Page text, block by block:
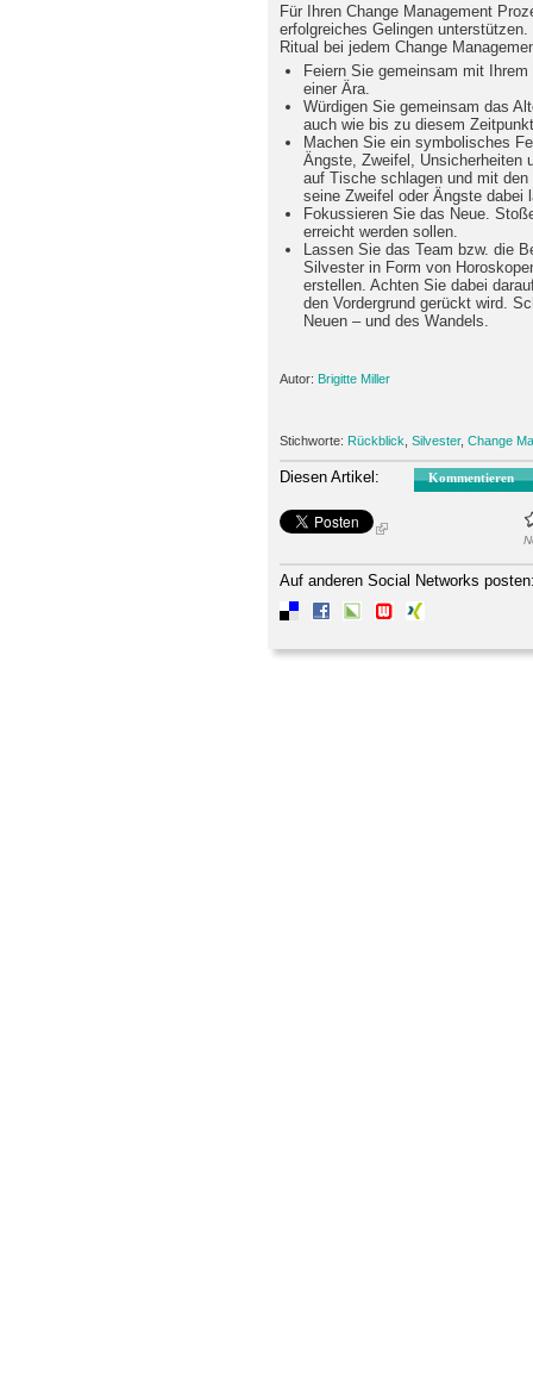
Für Ihren Change Management
erfolgreiches Gelingen
Ritual bei jedem Change
Feiern Sie gemeinsam mit
einer Ära.
Würdigen Sie gemeinsam das
auch wie bis zu diesem
Machen Sie ein symbolisches
Ängste, Zweifel, Unsicherheiten
auf Tische schlagen und mit
seine Zweifel oder Ängste dabei
Fokussieren Sie das Neue.
erreicht werden sollen.
Lassen Sie das Team bzw. die
Silvester in Form von
erstellen. Achten Sie dabei
den Vordergrund gerückt wird.
Neuen – und des Wandels.
Autor: Brigitte Miller
Stichworte: Rückblick Silvester, Change
Diesen Artikel: Kommentieren
Auf anderen Social Networks